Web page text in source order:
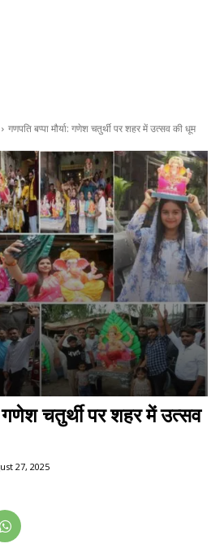
गणपति बप्पा मौर्या: गणेश चतुर्थी पर शहर में उत्सव की धूम
गणेश चतुर्थी पर शहर में उत्सव
27, 2025